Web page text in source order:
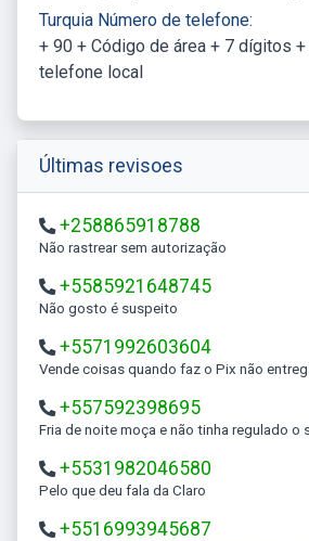
Turquia Número de telefone:
+ 90 + Código de área + 7 dígitos +
telefone local
Últimas revisoes
+258865918788
Não rastrear sem autorização
+5585921648745
Não gosto é suspeito
+5571992603604
Vende coisas quando faz o Pix não
+557592398695
Fria de noite moça e não tinha regulado
+5531982046580
Pelo que deu fala da Claro
+5516993945687